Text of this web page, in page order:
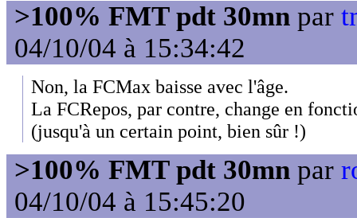
>100% FMT pdt 30mn par
04/10/04 à 15:34:42
Non, la FCMax baisse avec l'âge.
La FCRepos, par contre, change en
(jusqu'à un certain point, bien sûr !)
>100% FMT pdt 30mn par
04/10/04 à 15:45:20